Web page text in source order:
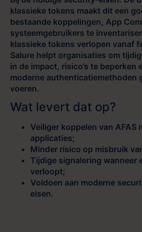
klassieke tokens maakt dit een
bestaande koppelingen, App
systeemgebruikers te
klassieke tokens verlopen vanaf
Salure helpt organisaties om
in de impact, risico’s te beperken
moderne authenticatiemethoden
voeren.
Wat levert dat op?
Veiliger koppelen van AFAS
applicaties;
Minder risico op misbruik
Tijdige signalering wanneer
verloopt;
Voldoen aan moderne
eisen.